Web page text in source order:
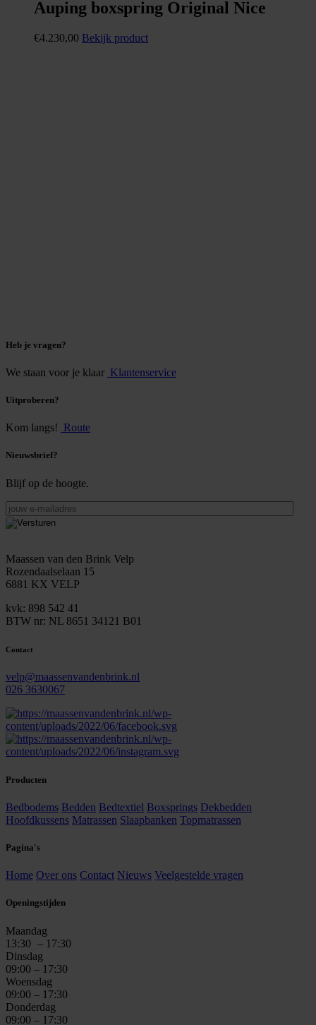
Auping boxspring Original Nice
€4.230,00 Bekijk product
Heb je vragen?
We staan voor je klaar Klantenservice
Uitproberen?
Kom langs! Route
Nieuwsbrief?
Blijf op de hoogte.
jouw
e-
mailadres
Maassen van den Brink Velp
Rozendaalselaan 15
6881 KX VELP
kvk: 898 542 41
BTW nr: NL 8651 34121 B01
Contact
velp@maassenvandenbrink.nl
026 3630067
Producten
Bedbodems Bedden Bedtextiel Boxsprings Dekbedden
Hoofdkussens Matrassen Slaapbanken Topmatrassen
Pagina's
Home Over ons Contact Nieuws Veelgestelde vragen
Openingstijden
Maandag
13:30 – 17:30
Dinsdag
09:00 – 17:30
Woensdag
09:00 – 17:30
Donderdag
09:00 – 17:30